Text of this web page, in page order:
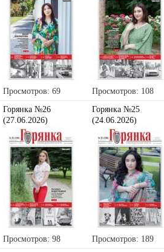
Просмотров: 69 Просмотров: 108
Горянка №26
(27.06.2026)
Просмотров: 98
Горянка №25
(24.06.2026)
Просмотров: 189